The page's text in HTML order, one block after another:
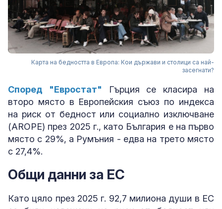
Карта на бедността в Европа: Кои държави и столици са най-
засегнати?
Според "Евростат" Гърция се класира на
второ място в Европейския съюз по индекса
на риск от бедност или социално изключване
(AROPE) през 2025 г., като България е на първо
място с 29%, а Румъния - едва на трето място
с 27,4%.
Общи данни за ЕС
Като цяло през 2025 г. 92,7 милиона души в ЕС